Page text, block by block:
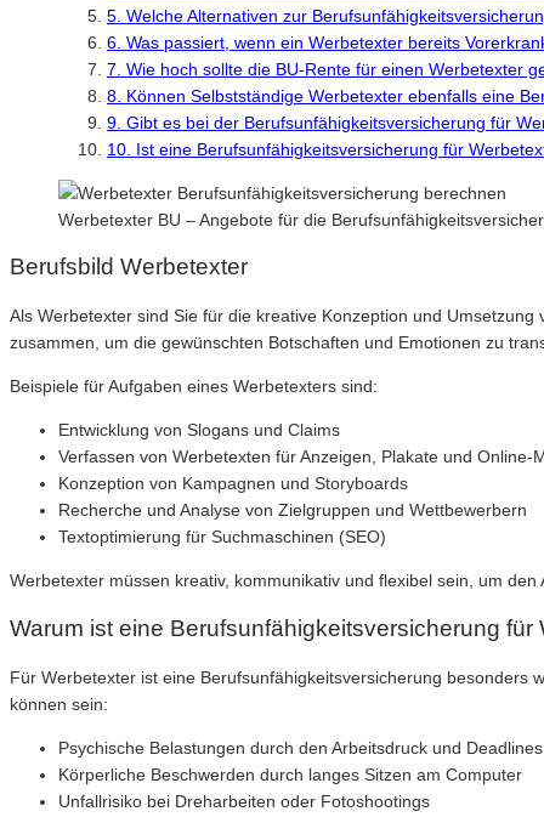
5. Welche Alternativen zur
6. Was passiert, wenn ein Werbetexter bereits
7. Wie hoch sollte die BU-Rente für einen Werbetexter
8. Können Selbstständige Werbetexter ebenfalls eine
9. Gibt es bei der Berufsunfähigkeitsversicherung für
10. Ist eine Berufsunfähigkeitsversicherung für
Werbetexter BU – Angebote für die
Berufsbild Werbetexter
Als Werbetexter sind Sie für die kreative Konzeption und
zusammen, um die gewünschten Botschaften und Emotionen zu
Beispiele für Aufgaben eines Werbetexters sind:
Entwicklung von Slogans und Claims
Verfassen von Werbetexten für Anzeigen, Plakate und Online-
Konzeption von Kampagnen und Storyboards
Recherche und Analyse von Zielgruppen und Wettbewerbern
Textoptimierung für Suchmaschinen (SEO)
Werbetexter müssen kreativ, kommunikativ und flexibel sein, um
Warum ist eine Berufsunfähigkeitsversicherung für
Für Werbetexter ist eine Berufsunfähigkeitsversicherung
können sein:
Psychische Belastungen durch den Arbeitsdruck und Deadlines
Körperliche Beschwerden durch langes Sitzen am Computer
Unfallrisiko bei Dreharbeiten oder Fotoshootings